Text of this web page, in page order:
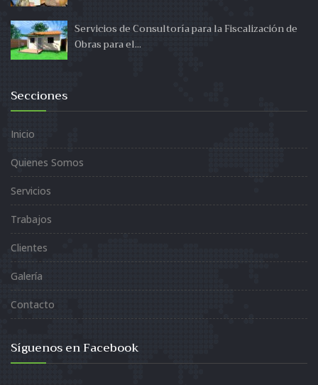
Servicios de Consultoría para la Fiscalización de
Obras para el...
Secciones
Inicio
Quienes Somos
Servicios
Trabajos
Clientes
Galería
Contacto
Síguenos en Facebook